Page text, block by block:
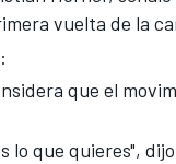
vuelta de la
que el
lo que quieres",